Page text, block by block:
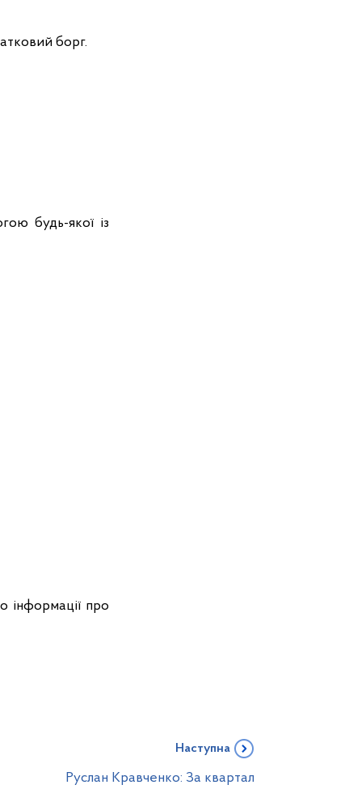
борг.
будь-якої із
інформації про
Наступна
Руслан Кравченко: За квартал